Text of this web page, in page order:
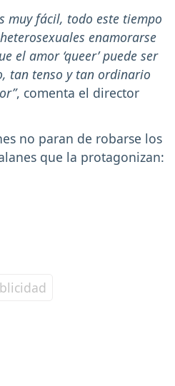
muy fácil, todo este tiempo
enamorarse
el amor ‘queer’ puede ser
tan tenso y tan ordinario
, comenta el director
no paran de robarse los
que la protagonizan: